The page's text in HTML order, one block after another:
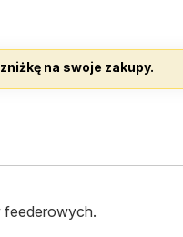
na swoje zakupy.
feederowych.